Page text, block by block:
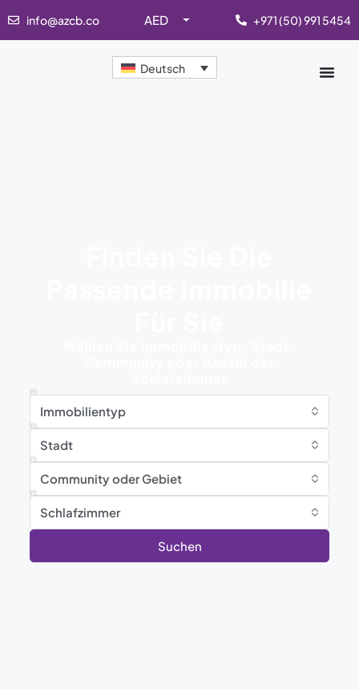
info@azcb.co AED +971 (50) 991 5454
Deutsch
Immobilientyp
Stadt
Community oder Gebiet
Schlafzimmer
Suchen